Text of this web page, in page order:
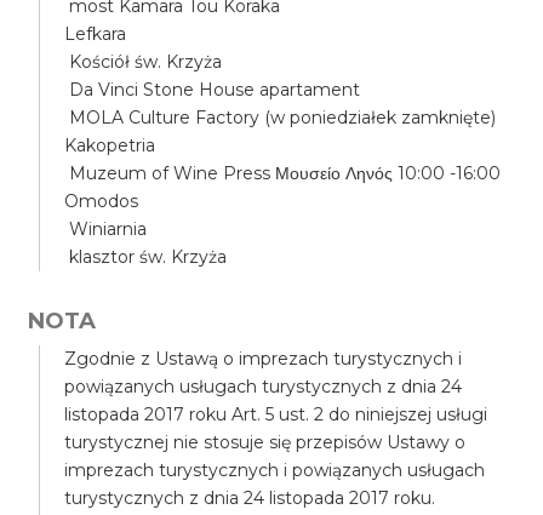
most Kamara Tou Koraka
Lefkara
Kościół św. Krzyża
Da Vinci Stone House apartament
MOLA Culture Factory (w poniedziałek zamknięte)
Kakopetria
Muzeum of Wine Press Μουσείο Ληνός 10:00 -16:00
Omodos
Winiarnia
klasztor św. Krzyża
NOTA
Zgodnie z Ustawą o imprezach turystycznych i
powiązanych usługach turystycznych z dnia 24
listopada 2017 roku Art. 5 ust. 2 do niniejszej usługi
turystycznej nie stosuje się przepisów Ustawy o
imprezach turystycznych i powiązanych usługach
turystycznych z dnia 24 listopada 2017 roku.